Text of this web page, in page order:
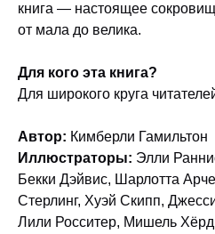
книга — настоящее
от мала до велика.
Для кого эта книга?
Для широкого круга
Автор: Кимберли Гамильтон
Иллюстраторы: Элли
Бекки Дэйвис, Шарлотта
Стерлинг, Хуэй Скипп,
Лили Росситер, Мишель